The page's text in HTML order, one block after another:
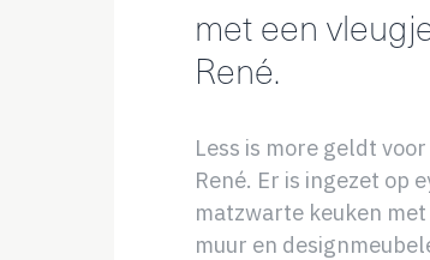
met een
René.
Less is more geldt
René. Er is ingezet op
matzwarte keuken
muur en